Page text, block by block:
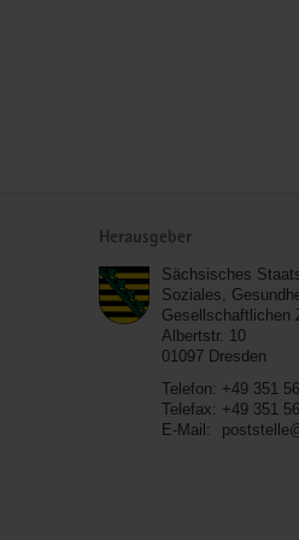
Herausgeber
Sächsisches
Soziales,
Gesellschaftlichen
Albertstr. 10
01097 Dresden
Telefon: +49 351
Telefax: +49 351
E-Mail: